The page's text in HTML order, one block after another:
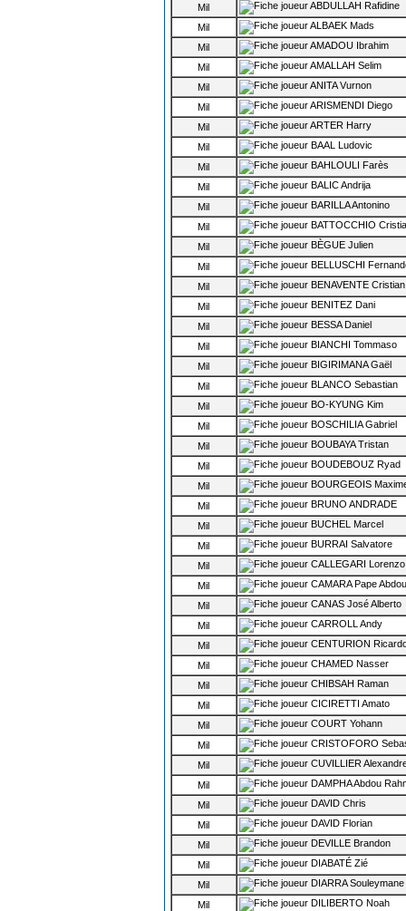
Mil
ABDULLAH Rafidine
Mil
ALBAEK Mads
Mil
AMADOU Ibrahim
Mil
AMALLAH Selim
Mil
ANITA Vurnon
Mil
ARISMENDI Diego
Mil
ARTER Harry
Mil
BAAL Ludovic
Mil
BAHLOULI Farès
Mil
BALIC Andrija
Mil
BARILLA Antonino
Mil
BATTOCCHIO
Mil
BÈGUE Julien
Mil
BELLUSCHI
Mil
BENAVENTE Cristian
Mil
BENITEZ Dani
Mil
BESSA Daniel
Mil
BIANCHI Tommaso
Mil
BIGIRIMANA Gaël
Mil
BLANCO Sebastian
Mil
BO-KYUNG Kim
Mil
BOSCHILIA Gabriel
Mil
BOUBAYA Tristan
Mil
BOUDEBOUZ Ryad
Mil
BOURGEOIS
Mil
BRUNO ANDRADE
Mil
BUCHEL Marcel
Mil
BURRAI Salvatore
Mil
CALLEGARI Lorenzo
Mil
CAMARA Pape Abdou
Mil
CANAS José Alberto
Mil
CARROLL Andy
Mil
CENTURION
Mil
CHAMED Nasser
Mil
CHIBSAH Raman
Mil
CICIRETTI Amato
Mil
COURT Yohann
Mil
CRISTOFORO
Mil
CUVILLIER
Mil
DAMPHA Abdou
Mil
DAVID Chris
Mil
DAVID Florian
Mil
DEVILLE Brandon
Mil
DIABATÉ Zié
Mil
DIARRA Souleymane
Mil
DILIBERTO Noah